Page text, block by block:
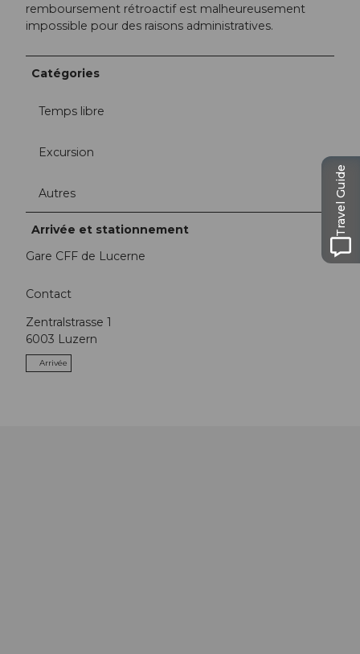
remboursement rétroactif est malheureusement
impossible pour des raisons administratives.
Catégories
Temps libre
Excursion
Autres
Arrivée et stationnement
Gare CFF de Lucerne
Contact
Zentralstrasse 1
6003 Luzern
Arrivée
Travel Guide